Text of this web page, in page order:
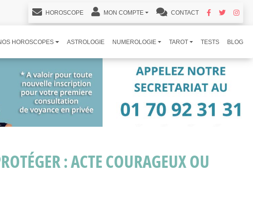
HOROSCOPE MON COMPTE CONTACT
HOROSCOPES ASTROLOGIE NUMEROLOGIE TAROT TESTS BLOG
: ACTE COURAGEUX OU